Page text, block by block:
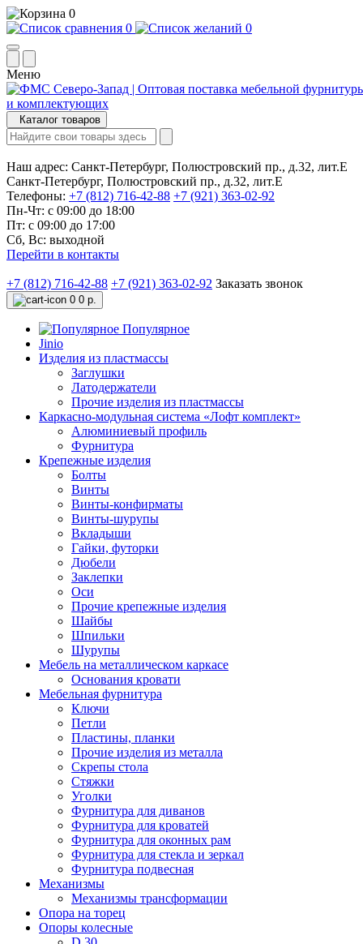
0
0
0
Меню
Каталог товаров
Наш адрес: Санкт-Петербург, Полюстровский пр., д.32, лит.Е
Санкт-Петербург, Полюстровский пр., д.32, лит.Е
Телефоны: +7 (812) 716-42-88 +7 (921) 363-02-92
Пн-Чт: с 09:00 до 18:00
Пт: с 09:00 до 17:00
Сб, Вс: выходной
Перейти в контакты
+7 (812) 716-42-88 +7 (921) 363-02-92 Заказать звонок
0 0 р.
Популярное
Jinio
Изделия из пластмассы
Заглушки
Латодержатели
Прочие изделия из пластмассы
Каркасно-модульная система «Лофт комплект»
Алюминиевый профиль
Фурнитура
Крепежные изделия
Болты
Винты
Винты-конфирматы
Винты-шурупы
Вкладыши
Гайки, футорки
Дюбели
Заклепки
Оси
Прочие крепежные изделия
Шайбы
Шпильки
Шурупы
Мебель на металлическом каркасе
Основания кровати
Мебельная фурнитура
Ключи
Петли
Пластины, планки
Прочие изделия из металла
Скрепы стола
Стяжки
Уголки
Фурнитура для диванов
Фурнитура для кроватей
Фурнитура для оконных рам
Фурнитура для стекла и зеркал
Фурнитура подвесная
Механизмы
Механизмы трансформации
Опора на торец
Опоры колесные